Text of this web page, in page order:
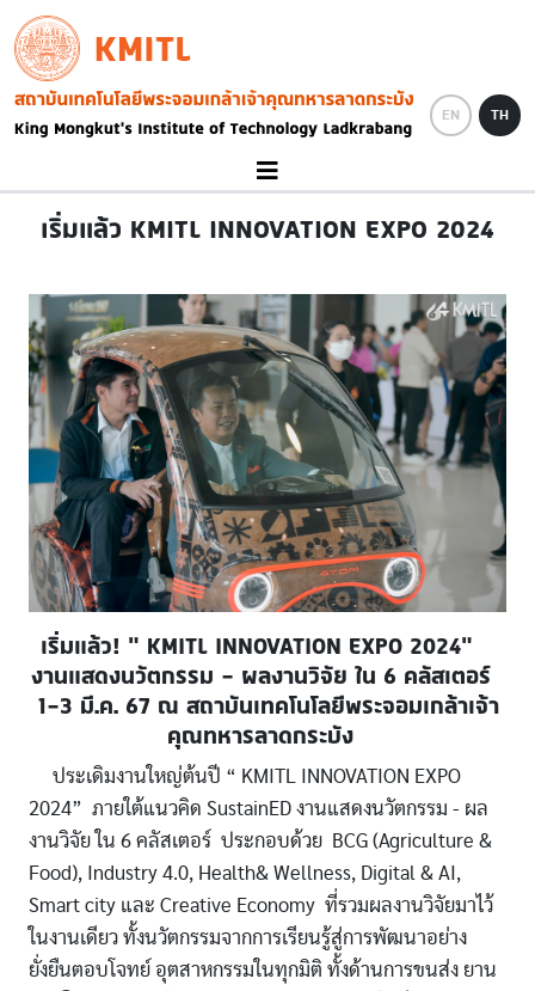
Skip to main content
KMITL
Image
EN TH
เริ่มแล้ว KMITL INNOVATION EXPO 2024
เริ่มแล้ว! “ KMITL INNOVATION EXPO 2024”
งานแสดงนวัตกรรม - ผลงานวิจัย ใน 6 คลัสเตอร์
1-3 มี.ค. 67 ณ สถาบันเทคโนโลยีพระจอมเกล้าเจ้า
คุณทหารลาดกระบัง
ประเดิมงานใหญ่ต้นปี “ KMITL INNOVATION EXPO
2024” ภายใต้แนวคิด SustainED งานแสดงนวัตกรรม - ผล
งานวิจัย ใน 6 คลัสเตอร์ ประกอบด้วย BCG (Agriculture &
Food), Industry 4.0, Health& Wellness, Digital & AI,
Smart city และ Creative Economy ที่รวมผลงานวิจัยมาไว้
ในงานเดียว ทั้งนวัตกรรมจากการเรียนรู้สู่การพัฒนาอย่าง
ยั่งยืนตอบโจทย์ อุตสาหกรรมในทุกมิติ ทั้งด้านการขนส่ง ยาน